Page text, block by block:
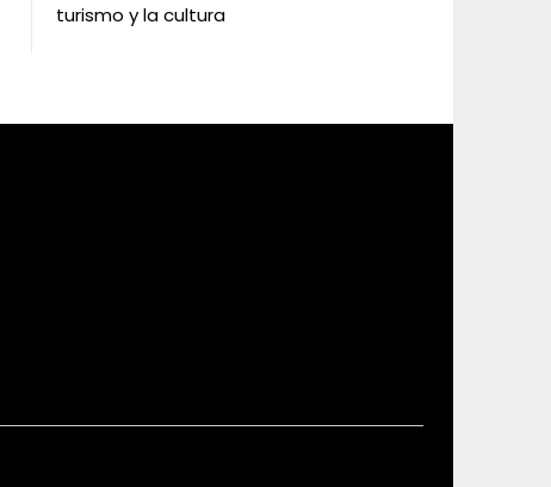
turismo y la cultura